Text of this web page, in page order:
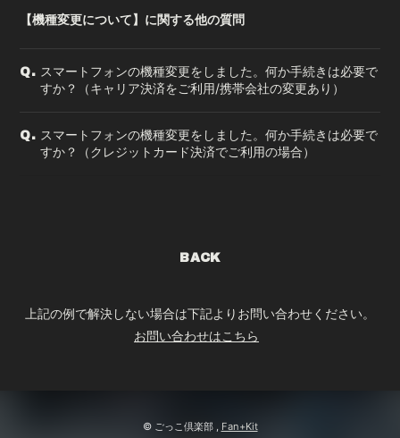
【機種変更について】に関する他の質問
Q. スマートフォンの機種変更をしました。何か手続きは必要で
すか？（キャリア決済をご利用/携帯会社の変更あり）
Q. スマートフォンの機種変更をしました。何か手続きは必要で
すか？（クレジットカード決済でご利用の場合）
BACK
上記の例で解決しない場合は下記よりお問い合わせください。
お問い合わせはこちら
© ごっこ倶楽部 , Fan+Kit